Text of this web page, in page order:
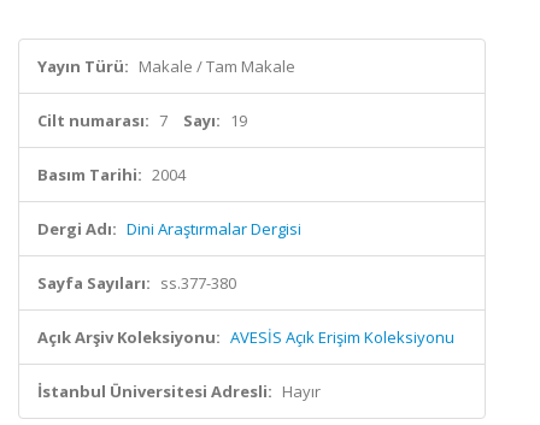
Yayın Türü: Makale / Tam Makale
Cilt numarası: 7 Sayı: 19
Basım Tarihi: 2004
Dergi Adı: Dini Araştırmalar Dergisi
Sayfa Sayıları: ss.377-380
Açık Arşiv Koleksiyonu: AVESİS Açık Erişim Koleksiyonu
İstanbul Üniversitesi Adresli: Hayır